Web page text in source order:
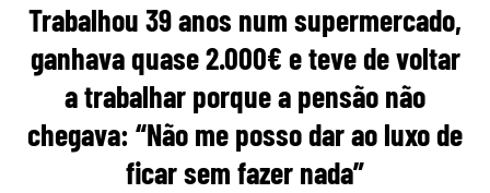
Trabalhou 39 anos num supermercado,
ganhava quase 2.000€ e teve de voltar
a trabalhar porque a pensão não
chegava: “Não me posso dar ao luxo de
ficar sem fazer nada”